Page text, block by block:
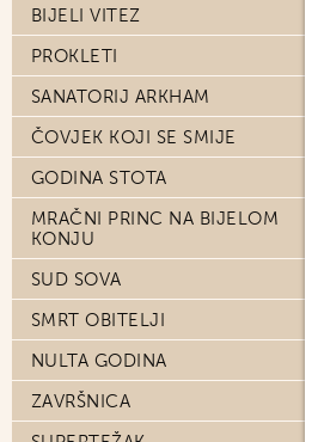
BIJELI VITEZ
PROKLETI
SANATORIJ ARKHAM
ČOVJEK KOJI SE SMIJE
GODINA STOTA
MRAČNI PRINC NA BIJELOM
KONJU
SUD SOVA
SMRT OBITELJI
NULTA GODINA
ZAVRŠNICA